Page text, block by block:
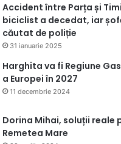
Accident între Parța și
biciclist a decedat, iar
căutat de poliție
31 ianuarie 2025
Harghita va fi Regiune
a Europei în 2027
11 decembrie 2024
Dorina Mihai, soluții reale
Remetea Mare